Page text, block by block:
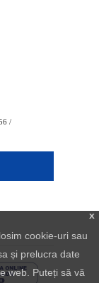
/
x
cookie-uri sau
și prelucra date
web. Puteți să vă